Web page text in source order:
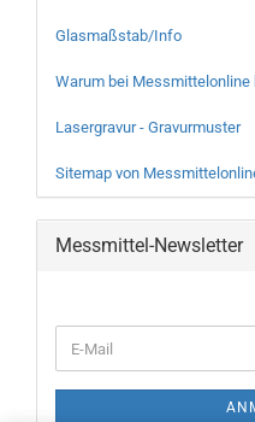
Glasmaßstab/Info
Warum bei Messmittelonline
Lasergravur - Gravurmuster
Sitemap von
Messmittel-Newsletter
ZUR
E-
Mail